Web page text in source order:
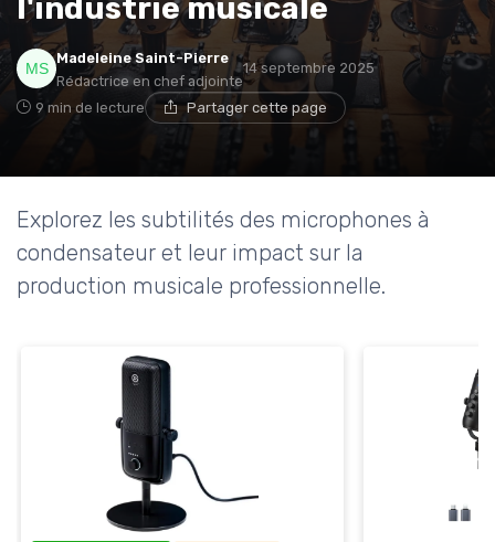
l'industrie musicale
Madeleine Saint-Pierre
Rédactrice en chef adjointe
14 septembre 2025
9 min de lecture Partager cette page
Explorez les subtilités des microphones à
condensateur et leur impact sur la
production musicale professionnelle.